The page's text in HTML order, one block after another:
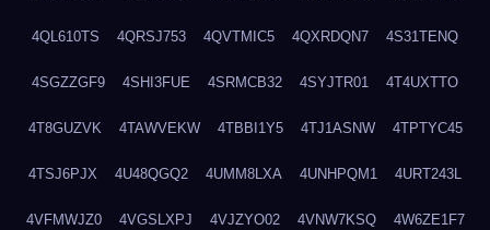
4QL610TS 4QRSJ753 4QVTMIC5 4QXRDQN7 4S31TENQ
4SGZZGF9 4SHI3FUE 4SRMCB32 4SYJTR01 4T4UXTTO
4T8GUZVK 4TAWVEKW 4TBBI1Y5 4TJ1ASNW 4TPTYC45
4TSJ6PJX 4U48QGQ2 4UMM8LXA 4UNHPQM1 4URT243L
4VFMWJZ0 4VGSLXPJ 4VJZYO02 4VNW7KSQ 4W6ZE1F7